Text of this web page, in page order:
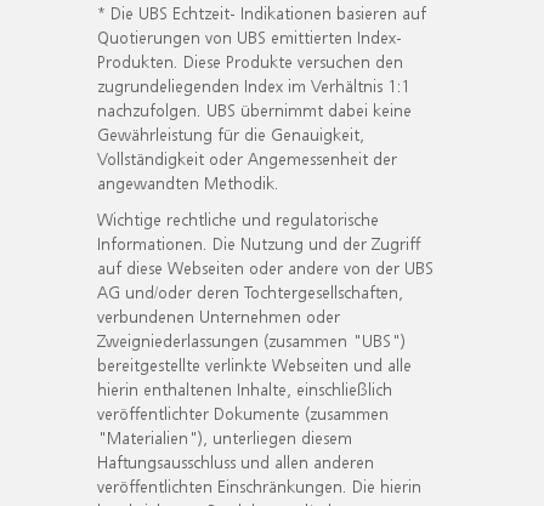
* Die UBS Echtzeit- Indikationen basieren auf
Quotierungen von UBS emittierten Index-
Produkten. Diese Produkte versuchen den
zugrundeliegenden Index im Verhältnis 1:1
nachzufolgen. UBS übernimmt dabei keine
Gewährleistung für die Genauigkeit,
Vollständigkeit oder Angemessenheit der
angewandten Methodik.
Wichtige rechtliche und regulatorische
Informationen. Die Nutzung und der Zugriff
auf diese Webseiten oder andere von der UBS
AG und/oder deren Tochtergesellschaften,
verbundenen Unternehmen oder
Zweigniederlassungen (zusammen "UBS")
bereitgestellte verlinkte Webseiten und alle
hierin enthaltenen Inhalte, einschließlich
veröffentlichter Dokumente (zusammen
"Materialien"), unterliegen diesem
Haftungsausschluss und allen anderen
veröffentlichten Einschränkungen. Die hierin